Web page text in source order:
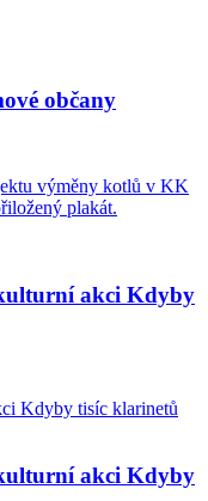
občany
výměny kotlů v KK
plakát.
akci Kdyby
Kdyby tisíc klarinetů
akci Kdyby